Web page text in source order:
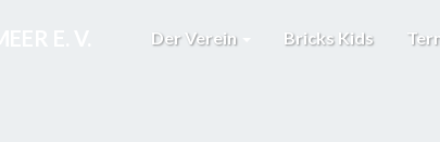
Der Verein Bricks Kids